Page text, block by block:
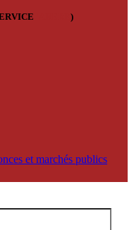
)
et marchés publics